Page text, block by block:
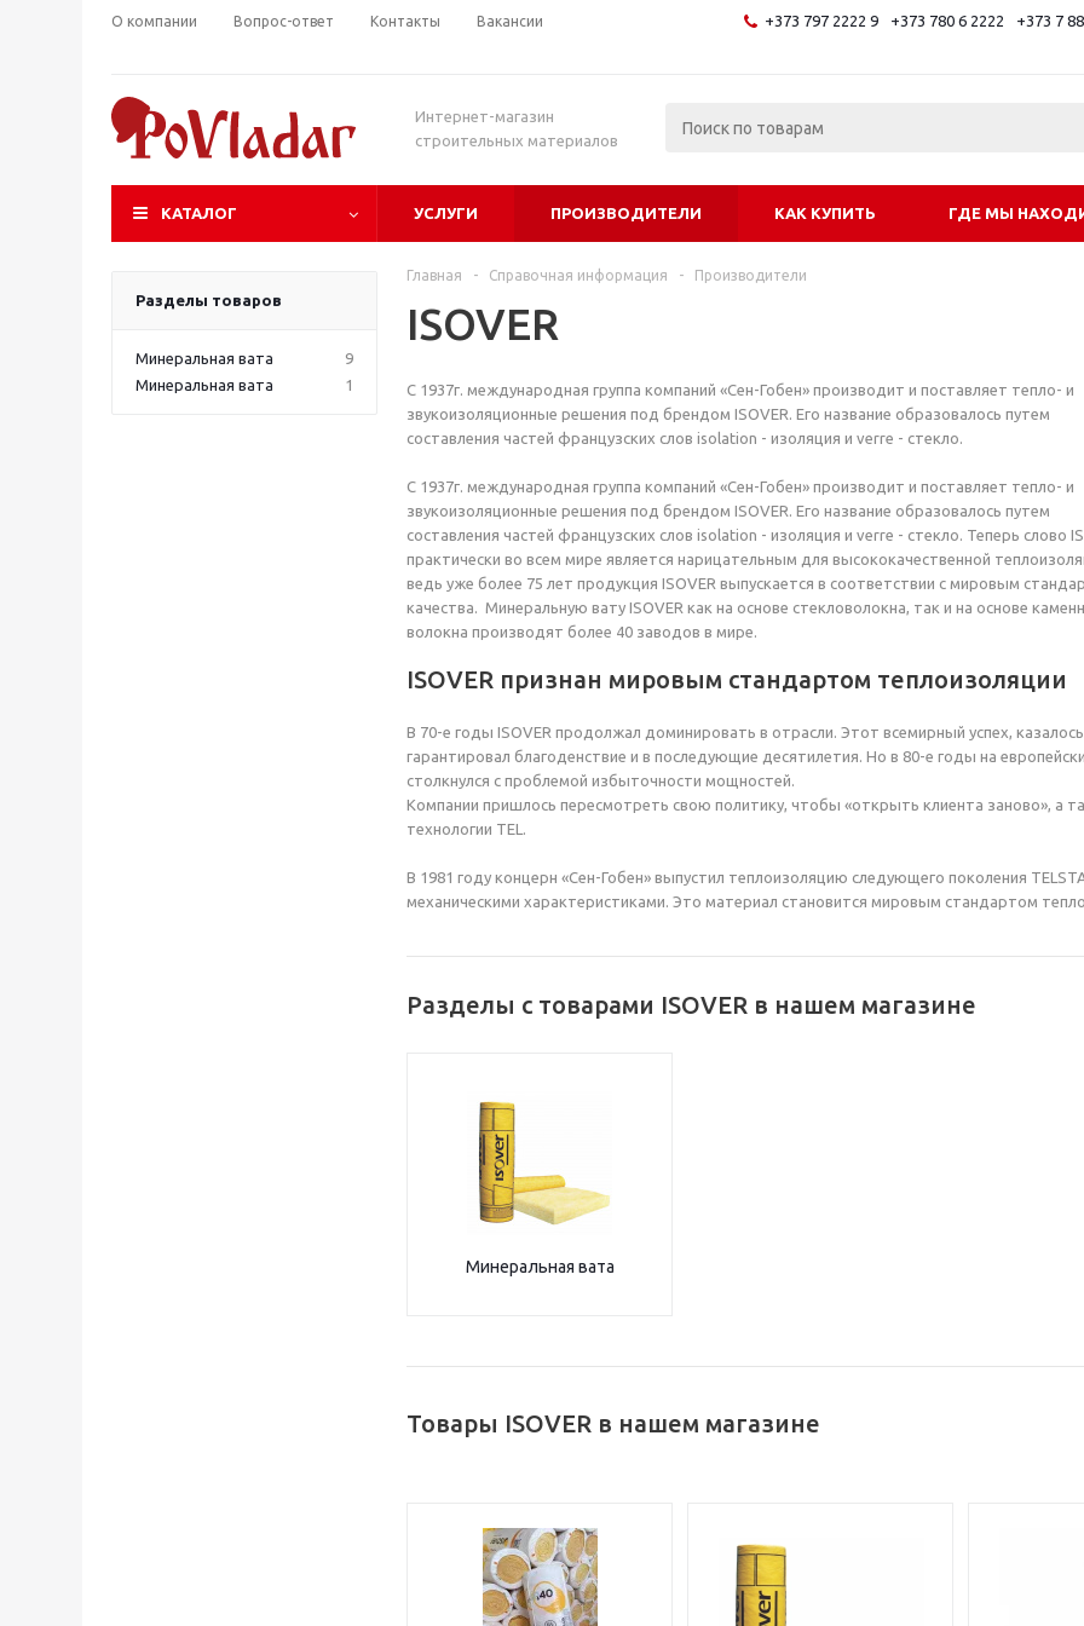
О компании Вопрос-ответ Контакты Вакансии +373 797 2222 9 +373 780 6 2222 +373 7
Интернет-магазин
строительных материалов
КАТАЛОГ УСЛУГИ ПРОИЗВОДИТЕЛИ КАК КУПИТЬ ГДЕ МЫ
Разделы товаров
Минеральная вата
9
Минеральная вата
1
Главная - Справочная информация - Производители
ISOVER
С 1937г. международная группа компаний «Сен-Гобен» производит и поставляет тепло- и
звукоизоляционные решения под брендом ISOVER. Его название образовалось путем
составления частей французских слов isolation - изоляция и verre - стекло.
С 1937г. международная группа компаний «Сен-Гобен» производит и поставляет тепло- и
звукоизоляционные решения под брендом ISOVER. Его название образовалось путем
составления частей французских слов isolation - изоляция и verre - стекло. Теперь слово
практически во всем мире является нарицательным для высококачественной
ведь уже более 75 лет продукция ISOVER выпускается в соответствии с мировым
качества. Минеральную вату ISOVER как на основе стекловолокна, так и на основе
волокна производят более 40 заводов в мире.
ISOVER признан мировым стандартом теплоизоляции
В 70-е годы ISOVER продолжал доминировать в отрасли. Этот всемирный успех,
гарантировал благоденствие и в последующие десятилетия. Но в 80-е годы на
столкнулся с проблемой избыточности мощностей.
Компании пришлось пересмотреть свою политику, чтобы «открыть клиента заново», а
технологии TEL.
В 1981 году концерн «Сен-Гобен» выпустил теплоизоляцию следующего поколения
механическими характеристиками. Это материал становится мировым стандартом
Разделы с товарами ISOVER в нашем магазине
Минеральная вата
Товары ISOVER в нашем магазине